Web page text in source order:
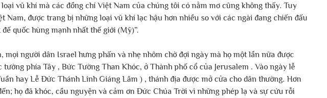
vũ khí mà các đồng chí Việt Nam của chúng tôi có nằm mơ cũng không thấy. Tuy
Nam, được trang bị những loại vũ khí lạc hậu hơn nhiều so với các ngài đang chiến đấu
quốc hùng mạnh nhất thế giới (Mỹ)”.
mọi người dân Israel hưng phấn và nhẹ nhõm chờ đợi ngày mà họ một lần nữa được
tường phía Tây , Bức Tường Than Khóc, ở Thành phố cổ của Jerusalem . Vào ngày lễ
hay Lễ Đức Thánh Linh Giáng Lâm ) , thánh địa được mở cửa cho dân thường. Hơn
họ đã khóc, cầu nguyện và cảm ơn Đức Chúa Trời vì những phép lạ và sự cứu rỗi